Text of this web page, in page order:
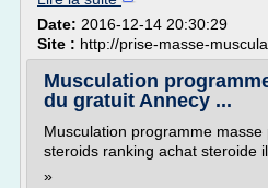
Date: 2016-12-14 20:30:29
Site : http://prise-masse-
Musculation
du gratuit Annecy ...
Musculation programme
steroids ranking achat steroide
»